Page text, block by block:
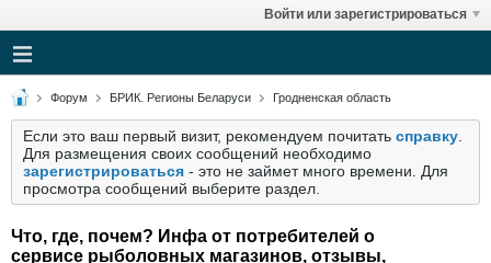
Войти или зарегистрироваться
Форум БРИК. Регионы Беларуси Гродненская область
Если это ваш первый визит, рекомендуем почитать справку
Для размещения своих сообщений необходимо
зарегистрироваться - это не займет много времени. Для
просмотра сообщений выберите раздел.
Что, где, почем? Инфа от потребителей о
сервисе рыболовных магазинов, отзывы,